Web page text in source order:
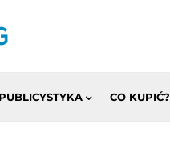
PUBLICYSTYKA CO KUPIĆ?